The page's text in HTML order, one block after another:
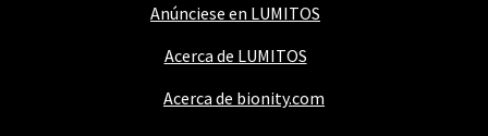
Anúnciese en LUMITOS
Acerca de LUMITOS
Acerca de bionity.com